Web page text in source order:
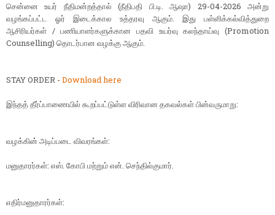
சென்னை உயர் நீதிமன்றத்தால் (நீதிபதி பி.டி. ஆஷா) 29-04-2026 அன்று
வழங்கப்பட்ட ஓர் இடைக்கால உத்தரவு ஆகும். இது பள்ளிக்கல்வித்துறை
ஆசிரியர்கள் / பணியாளர்களுக்கான பதவி உயர்வு கலந்தாய்வு (Promotion
Counselling) தொடர்பான வழக்கு ஆகும்.
STAY ORDER - Download here
இந்தத் தீர்ப்பாணையில் கூறப்பட்டுள்ள விரிவான தகவல்கள் பின்வருமாறு:
வழக்கின் அடிப்படை விவரங்கள்:
மனுதாரர்கள்: எஸ். கோபி மற்றும் என். செந்தில்குமார்.
எதிர்மனுதாரர்கள்: